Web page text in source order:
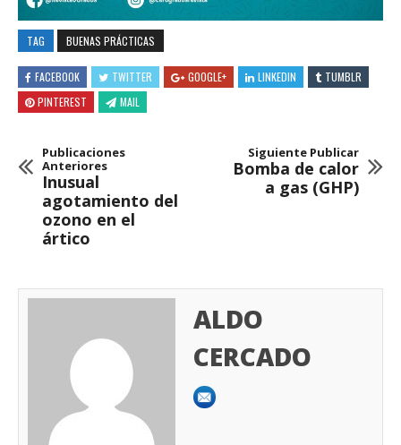
TAG BUENAS PRÁCTICAS
FACEBOOK TWITTER GOOGLE+ LINKEDIN
TUMBLR
PINTEREST
MAIL
Publicaciones
Anteriores
Inusual
agotamiento del
ozono en el
ártico
Siguiente Publicar
Bomba de calor
a gas (GHP)
ALDO
CERCADO